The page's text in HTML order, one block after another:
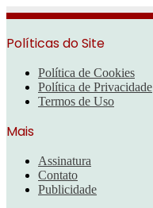
Políticas do Site
Política de Cookies
Política de Privacidade
Termos de Uso
Mais
Assinatura
Contato
Publicidade